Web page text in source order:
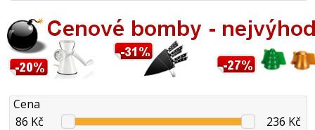
Cena
86 Kč
236 Kč